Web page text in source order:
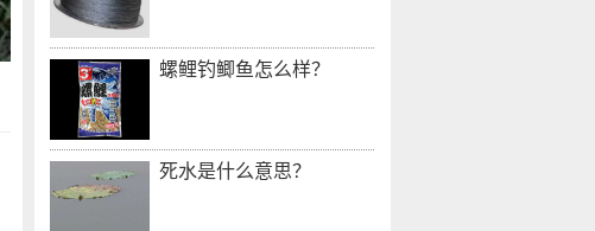
螺鲤钓鲫鱼怎么样？
死水是什么意思？